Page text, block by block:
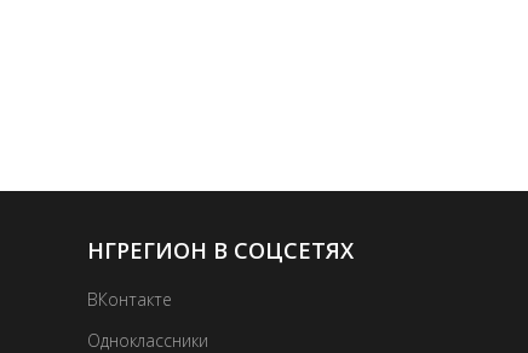
НГРЕГИОН В СОЦСЕТЯХ
ВКонтакте
Одноклассники